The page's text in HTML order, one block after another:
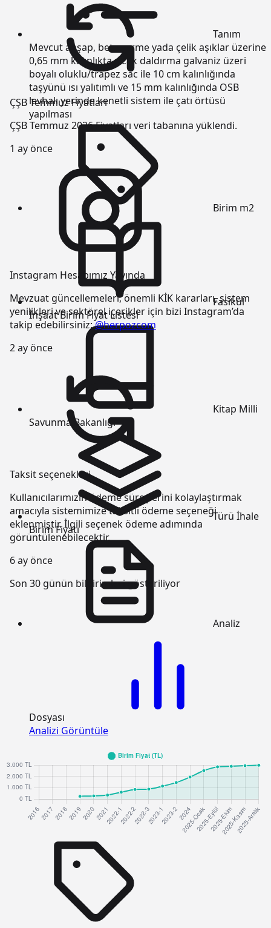
ÇŞB Temmuz Fiyatları
ÇŞB Temmuz 2026 Fiyatları veri tabanına yüklendi.
1 ay önce
Instagram Hesabımız Yayında
Mevzuat güncellemeleri, önemli KİK kararları, sistem
yenilikleri ve sektörel içerikler için bizi Instagram’da
takip edebilirsiniz:@herpozcom
2 ay önce
Taksit seçenekleri
Kullanıcılarımızın ödeme süreçlerini kolaylaştırmak
amacıyla sistemimize taksitli ödeme seçeneği
eklenmiştir. İlgili seçenek ödeme adımında
görüntülenebilecektir.
6 ay önce
Son 30 günün bildirimleri gösteriliyor
Tanım
Mevcut ahşap, betonarme yada çelik aşıklar üzerine
0,65 mm kalınlıkta sıcak daldırma galvaniz üzeri
boyalı oluklu/trapez sac ile 10 cm kalınlığında
taşyünü ısı yalıtımlı ve 15 mm kalınlığında OSB
levhalı yerinde kenetli sistem ile çatı örtüsü
yapılması
Birim m2
Fasikül
İnşaat Birim Fiyat Listesi
Kitap Milli
Savunma Bakanlığı
Türü İhale
Birim Fiyatı
Analiz
Dosyası
Analizi Görüntüle